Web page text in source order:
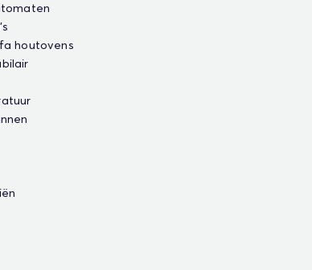
houtovens